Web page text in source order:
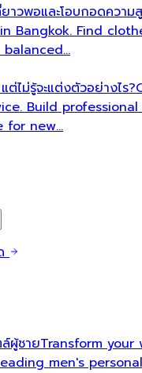
ยาวพอและโอบกอดควา
Bangkok. Find
ต่ไม่รู้จะแต่งตัวอย่างไร?
Build
for new…
ผู้ชายTransform
men's